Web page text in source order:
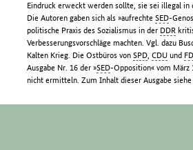
Eindruck erweckt werden sollte, sie sei illegal in
Die Autoren gaben sich als »aufrechteSED-
politische Praxis des Sozialismus in der DDR
Verbesserungsvorschläge machten. Vgl. dazu
Kalten Krieg. Die Ostbüros vonSPD,CDU und
Ausgabe Nr. 16 der »SED-Opposition« vom März
nicht ermitteln. Zum Inhalt dieser Ausgabe